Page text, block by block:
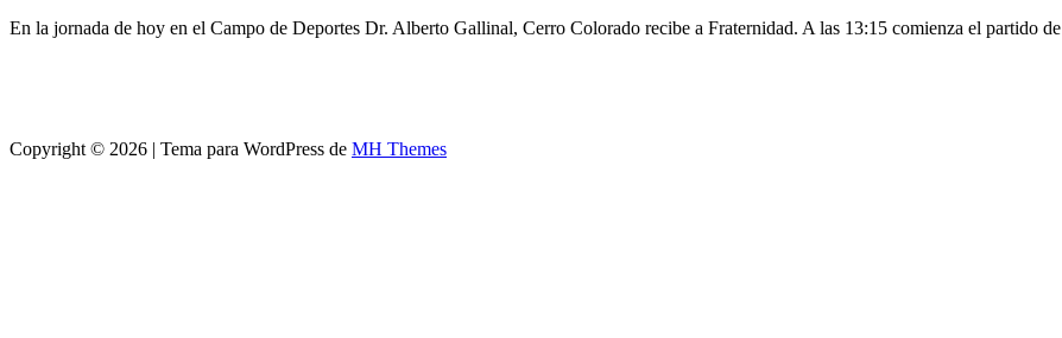
En la jornada de hoy en el Campo de Deportes Dr. Alberto Gallinal, Cerro Colorado recibe a Fraternidad. A las 13:15 comienza el partido de
Copyright © 2026 | Tema para WordPress de MH Themes